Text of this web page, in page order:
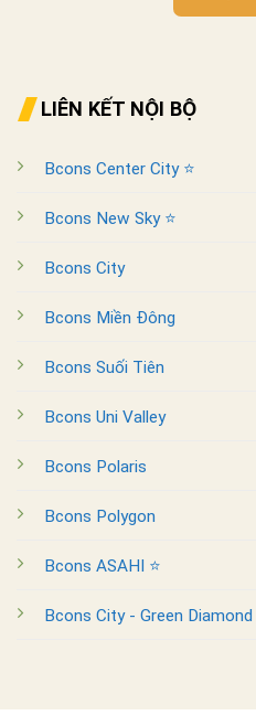
LIÊN KẾT NỘI BỘ
Bcons Center City ⭐
Bcons New Sky ⭐
Bcons City
Bcons Miền Đông
Bcons Suối Tiên
Bcons Uni Valley
Bcons Polaris
Bcons Polygon
Bcons ASAHI ⭐
Bcons City - Green Diamond